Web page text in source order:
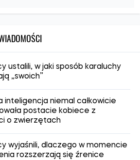
ustalili, w jaki sposób karaluchy
„swoich”
inteligencja niemal całkowicie
postacie kobiece z
o zwierzętach
wyjaśnili, dlaczego w momencie
rozszerzają się źrenice